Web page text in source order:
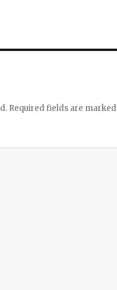
Required fields are marked